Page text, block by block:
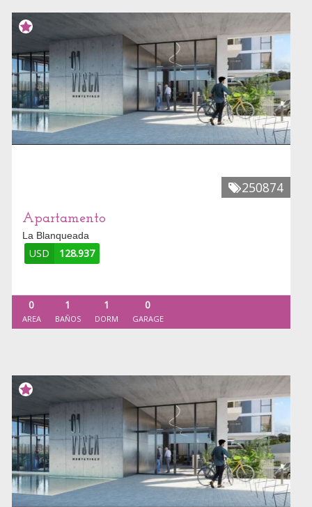
250874
Apartamento
La Blanqueada
USD 128.937
0
AREA
1
BAÑOS
1
DORM
0
GARAGE